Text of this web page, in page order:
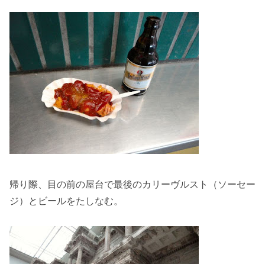
帰り際、目の前の屋台で最後のカリーヴルスト（ソーセー
ジ）とビールをたしなむ。